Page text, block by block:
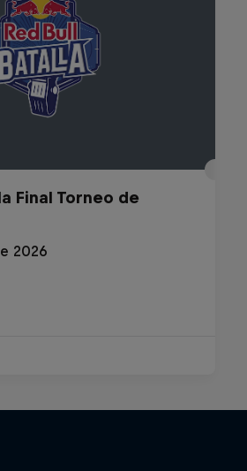
Final Torneo de
2026